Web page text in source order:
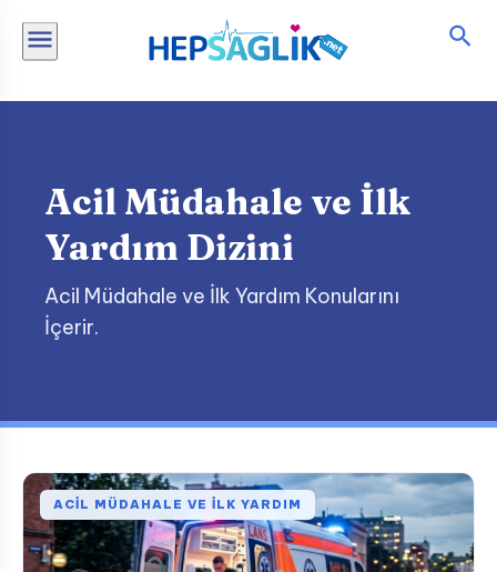
atla
Acil Müdahale ve İlk
Yardım Dizini
Acil Müdahale ve İlk Yardım Konularını
İçerir.
ACIL MÜDAHALE VE İLK YARDIM